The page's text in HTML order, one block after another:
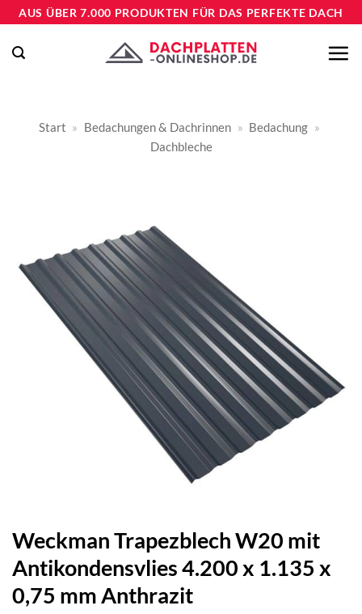
Zum
springen
AUS ÜBER 7.000 PRODUKTEN FÜR DAS PERFEKTE DACH
Start » Bedachungen & Dachrinnen » Bedachung »
Dachbleche
Weckman Trapezblech W20 mit
Antikondensvlies 4.200 x 1.135 x
0,75 mm Anthrazit